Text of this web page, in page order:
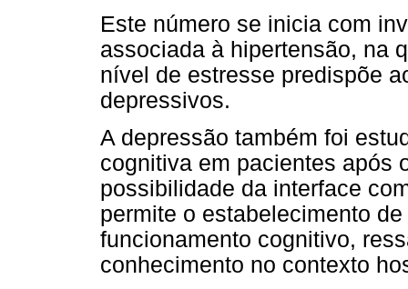
Este número se inicia com
associada à hipertensão, na
nível de estresse predispõe
depressivos.
A depressão também foi
cognitiva em pacientes após
possibilidade da interface
permite o estabelecimento
funcionamento cognitivo,
conhecimento no contexto